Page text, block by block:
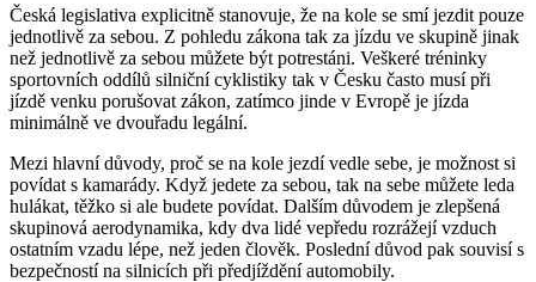
Česká legislativa explicitně stanovuje, že na kole se smí jezdit pouze
jednotlivě za sebou. Z pohledu zákona tak za jízdu ve skupině jinak
než jednotlivě za sebou můžete být potrestáni. Veškeré tréninky
sportovních oddílů silniční cyklistiky tak v Česku často musí při
jízdě venku porušovat zákon, zatímco jinde v Evropě je jízda
minimálně ve dvouřadu legální.
Mezi hlavní důvody, proč se na kole jezdí vedle sebe, je možnost si
povídat s kamarády. Když jedete za sebou, tak na sebe můžete leda
hulákat, těžko si ale budete povídat. Dalším důvodem je zlepšená
skupinová aerodynamika, kdy dva lidé vepředu rozrážejí vzduch
ostatním vzadu lépe, než jeden člověk. Poslední důvod pak souvisí s
bezpečností na silnicích při předjíždění automobily.